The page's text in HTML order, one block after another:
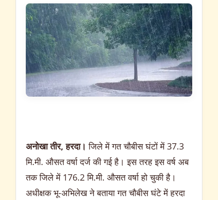
अनोखा तीर, हरदा। जिले में गत चौबीस घंटों में 37.3
मि.मी. औसत वर्षा दर्ज की गई है। इस तरह इस वर्ष अब
तक जिले में 176.2 मि.मी. औसत वर्षा हो चुकी है।
अधीक्षक भू-अभिलेख ने बताया गत चौबीस घंटे में हरदा